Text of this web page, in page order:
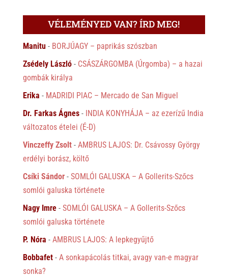
VÉLEMÉNYED VAN? ÍRD MEG!
Manitu- BORJÚAGY – paprikás szószban
Zsédely László- CSÁSZÁRGOMBA (Úrgomba) – a hazai
gombák királya
Erika - MADRIDI PIAC – Mercado de San Miguel
Dr. Farkas Ágnes- INDIA KONYHÁJA – az ezerízű India
változatos ételei (É-D)
Vinczeffy Zsolt- AMBRUS LAJOS: Dr. Csávossy György
erdélyi borász, költő
Csíki Sándor- SOMLÓI GALUSKA – A Gollerits-Szőcs
somlói galuska története
Nagy Imre- SOMLÓI GALUSKA – A Gollerits-Szőcs
somlói galuska története
P. Nóra - AMBRUS LAJOS: A lepkegyűjtő
Bobbafet- A sonkapácolás titkai, avagy van-e magyar
sonka?